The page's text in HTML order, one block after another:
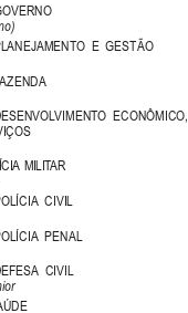
E  GESTÃO
ECONÔMICO,
MILITAR
CIVIL
PENAL
CIVIL